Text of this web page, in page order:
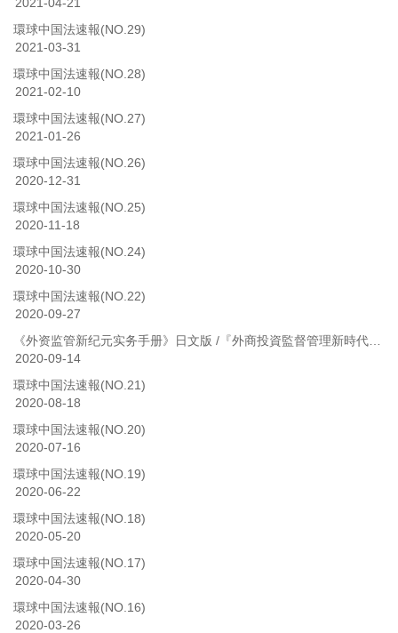
環球中国法速報(NO.29)
2021-03-31
環球中国法速報(NO.28)
2021-02-10
環球中国法速報(NO.27)
2021-01-26
環球中国法速報(NO.26)
2020-12-31
環球中国法速報(NO.25)
2020-11-18
環球中国法速報(NO.24)
2020-10-30
環球中国法速報(NO.22)
2020-09-27
2020-09-14
環球中国法速報(NO.21)
2020-08-18
環球中国法速報(NO.20)
2020-07-16
環球中国法速報(NO.19)
2020-06-22
環球中国法速報(NO.18)
2020-05-20
環球中国法速報(NO.17)
2020-04-30
環球中国法速報(NO.16)
2020-03-26